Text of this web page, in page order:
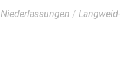
Niederlassungen /